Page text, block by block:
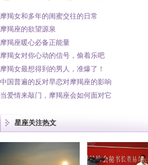
摩羯女和多年的闺蜜交往的日常
摩羯座的欲望源泉
摩羯座暖心必备正能量
摩羯女对你心动的信号，偷着乐吧
摩羯女最想得到的男人，准爆了！
中国普遍的反对早恋对摩羯座的影响
当爱情来敲门，摩羯座会如何面对它
星座关注热文